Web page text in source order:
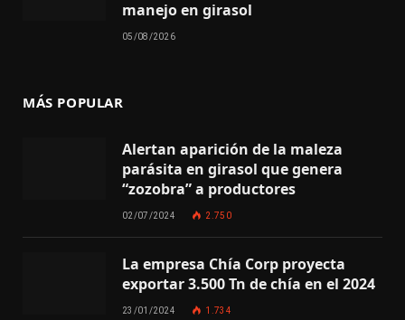
manejo en girasol
05/08/2026
MÁS POPULAR
Alertan aparición de la maleza
parásita en girasol que genera
“zozobra” a productores
02/07/2024 2.750
La empresa Chía Corp proyecta
exportar 3.500 Tn de chía en el 2024
23/01/2024 1.734